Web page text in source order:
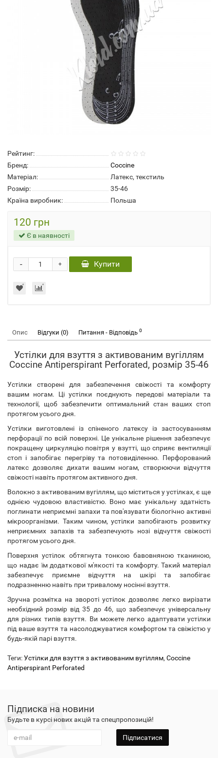
Рейтинг:
Бренд:
Coccine
Матеріал:
Латекс, текстиль
Розмір:
35-46
Країна виробник:
Польша
120 грн
Є в наявності
+
- Купити
Опис Відгуки (0) Питання - Відповідь 0
Устілки для взуття з активованим вугіллям
Coccine Antiperspirant Perforated, розмір 35-46
Устілки створені для забезпечення свіжості та комфорту
вашим ногам. Ці устілки поєднують передові матеріали та
технології, щоб забезпечити оптимальний стан ваших стоп
протягом усього дня.
Устілки виготовлені із спіненого латексу із застосуванням
перфорації по всій поверхні. Це унікальне рішення забезпечує
покращену циркуляцію повітря у взутті, що сприяє вентиляції
стоп і запобігає перегріву та потовиділенню. Перфорований
латекс дозволяє дихати вашим ногам, створюючи відчуття
свіжості навіть протягом активного дня.
Волокно з активованим вугіллям, що міститься у устілках, є ще
однією чудовою властивістю. Воно має унікальну здатність
поглинати неприємні запахи та пов'язувати біологічно активні
мікроорганізми. Таким чином, устілки запобігають розвитку
неприємних запахів та забезпечують нозі відчуття свіжості
протягом усього дня.
Поверхня устілок обтягнута тонкою бавовняною тканиною,
що надає їм додаткової м'якості та комфорту. Такий матеріал
забезпечує приємне відчуття на шкірі та запобігає
подразненню навіть при тривалому носінні взуття.
Зручна розмітка на звороті устілок дозволяє легко вирізати
необхідний розмір від 35 до 46, що забезпечує універсальну
для різних типів взуття. Ви можете легко адаптувати устілки
під ваше взуття та насолоджуватися комфортом та свіжістю у
будь-якій парі взуття.
Теги:Устілки для взуття з активованим вугіллям, Coccine
Antiperspirant Perforated
Підписка на новини
Будьте в курсі нових акцій та спецпропозицій!
Підписатися